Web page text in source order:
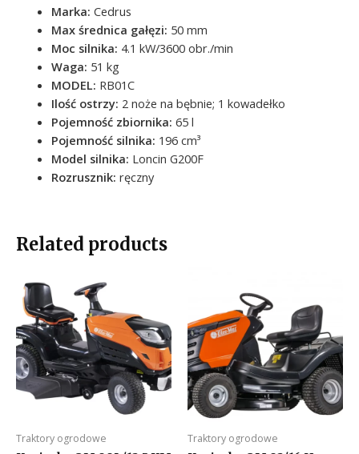
Marka: Cedrus
Max średnica gałęzi: 50 mm
Moc silnika: 4.1 kW/3600 obr./min
Waga: 51 kg
MODEL: RB01C
Ilość ostrzy: 2 noże na bębnie; 1 kowadełko
Pojemność zbiornika: 65 l
Pojemność silnika: 196 cm³
Model silnika: Loncin G200F
Rozrusznik: ręczny
Related products
Traktory ogrodowe Traktory ogrodowe